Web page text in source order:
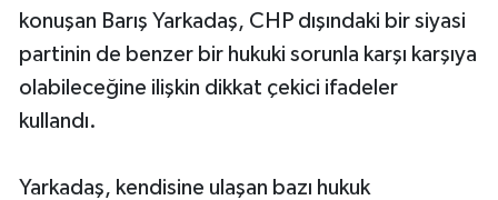
konuşan Barış Yarkadaş, CHP dışındaki bir siyasi
partinin de benzer bir hukuki sorunla karşı karşıya
olabileceğine ilişkin dikkat çekici ifadeler
kullandı.
Yarkadaş, kendisine ulaşan bazı hukuk